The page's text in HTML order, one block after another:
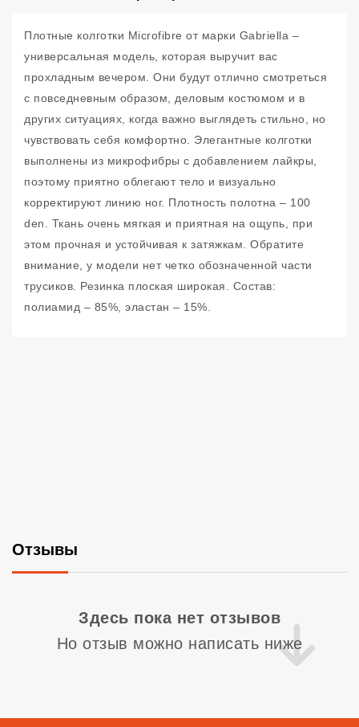
Плотные колготки Microfibre от марки Gabriella –
универсальная модель, которая выручит вас
прохладным вечером. Они будут отлично смотреться
с повседневным образом, деловым костюмом и в
других ситуациях, когда важно выглядеть стильно, но
чувствовать себя комфортно. Элегантные колготки
выполнены из микрофибры с добавлением лайкры,
поэтому приятно облегают тело и визуально
корректируют линию ног. Плотность полотна – 100
den. Ткань очень мягкая и приятная на ощупь, при
этом прочная и устойчивая к затяжкам. Обратите
внимание, у модели нет четко обозначенной части
трусиков. Резинка плоская широкая. Состав:
полиамид – 85%, эластан – 15%.
Отзывы
Здесь пока нет отзывов
Но отзыв можно написать ниже